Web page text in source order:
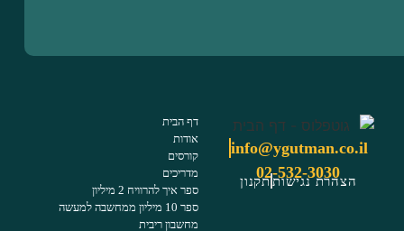
info@ygutman.co.il
02-532-3030
הצהרת נגישותתקנון
דף הבית
אודות
קורסים
ספר איך להרוויח 2 מיליון
מחשבון ריבית